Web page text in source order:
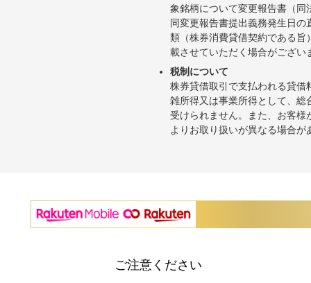
象銘柄について変更報告書（
同変更報告書提出義務発生日
類（株券消費貸借契約である
載させていただく場合がござ
税制について
株券貸借取引で支払われる貸
雑所得又は事業所得として、
受けられません。また、お客
よりお取り扱いが異なる場合
ご注意ください